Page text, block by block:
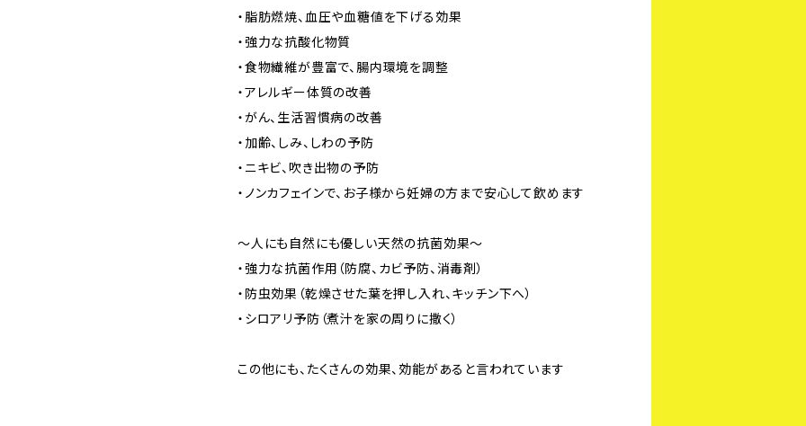
・脂肪燃焼、血圧や血糖値を下げる効果
・強力な抗酸化物質
・食物繊維が豊富で、腸内環境を調整
・アレルギー体質の改善
・がん、生活習慣病の改善
・加齢、しみ、しわの予防
・ニキビ、吹き出物の予防
・ノンカフェインで、お子様から妊婦の方まで安心して飲めます
〜人にも自然にも優しい天然の抗菌効果〜
・強力な抗菌作用（防腐、カビ予防、消毒剤）
・防虫効果（乾燥させた葉を押し入れ、キッチン下へ）
・シロアリ予防（煮汁を家の周りに撒く）
この他にも、たくさんの効果、効能があると言われています